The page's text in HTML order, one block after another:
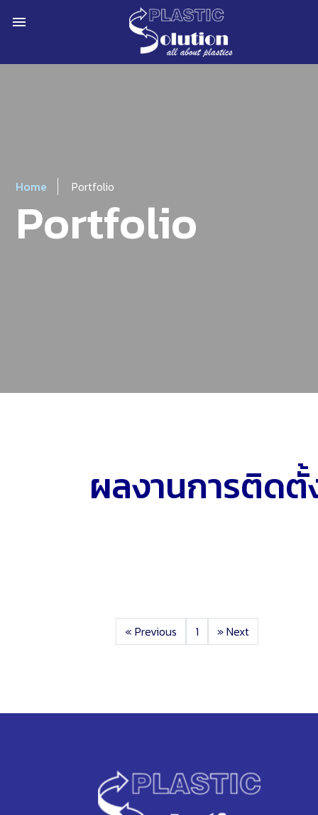
menu
Home Portfolio
Portfolio
ผลงานการติดตั้
« Previous 1 »Next